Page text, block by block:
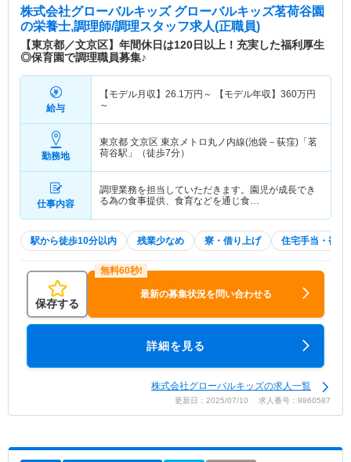
株式会社グローバルキッズ グローバルキッズ茗荷谷園
の栄養士,調理師/調理スタッフ求人(正職員)
【東京都／文京区】年間休日は120日以上！充実した福利厚生
◎保育園で調理職員募集♪
給与
【モデル月収】 26.1万円～ 【モデル年収】 360万円
～
勤務地
東京都 文京区 東京メトロ丸ノ内線(池袋－荻窪)「茗
荷谷駅」（徒歩7分）
仕事内容
調理業務を担当していただきます。園児が成長でき
る為の食事提供、食育などを通じ食…
駅から徒歩10分以内 残業少なめ 寮・借り上げ 住宅手当・補助
保存する
最新の募集状況を問い合わせる
詳細を見る
株式会社グローバルキッズの求人一覧
更新日：2025/07/10 求人番号：9860587